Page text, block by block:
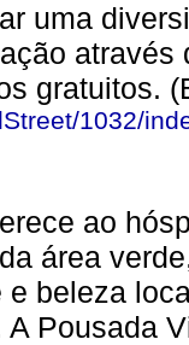
uma
gratuitos.
1032/
ao
área
beleza
Pousada